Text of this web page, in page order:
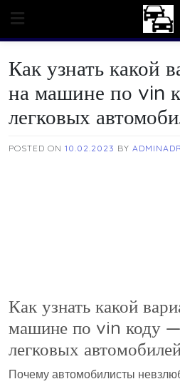
content
Как узнать какой
на машине по vin
легковых
POSTED ON 10.02.2023 BY
Как узнать какой
машине по vin коду
легковых
Почему автомобилисты